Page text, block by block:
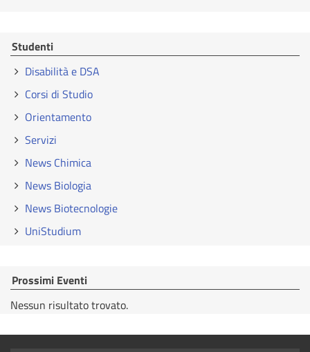
Studenti
Disabilità e DSA
Corsi di Studio
Orientamento
Servizi
News Chimica
News Biologia
News Biotecnologie
UniStudium
Prossimi Eventi
Nessun risultato trovato.